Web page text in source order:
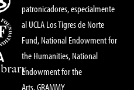
patronicadores, especialmente
al UCLA Los Tigres de Norte
Fund, National Endowment for
the Humanities, National
Endowment for the
Arts, GRAMMY